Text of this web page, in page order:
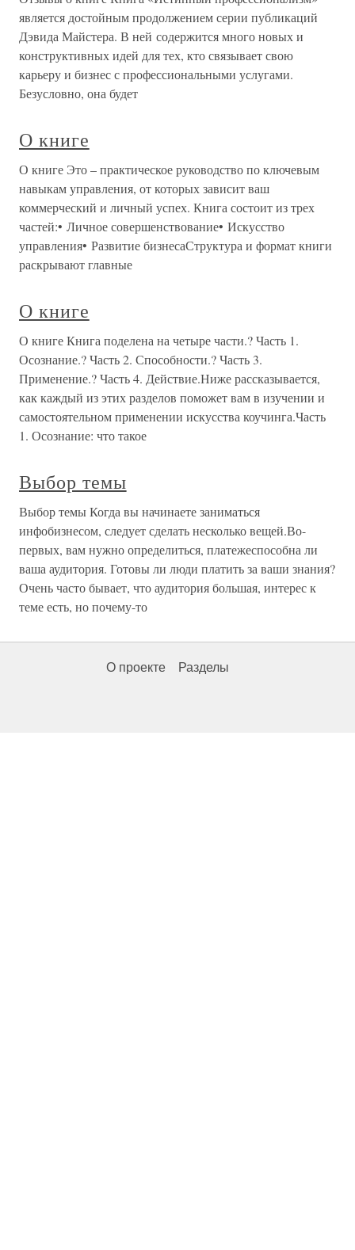
является достойным продолжением серии публикаций
Дэвида Майстера. В ней содержится много новых и
конструктивных идей для тех, кто связывает свою
карьеру и бизнес с профессиональными услугами.
Безусловно, она будет
О книге
О книге Это – практическое руководство по ключевым
навыкам управления, от которых зависит ваш
коммерческий и личный успех. Книга состоит из трех
частей:• Личное совершенствование• Искусство
управления• Развитие бизнесаСтруктура и формат книги
раскрывают главные
О книге
О книге Книга поделена на четыре части.? Часть 1.
Осознание.? Часть 2. Способности.? Часть 3.
Применение.? Часть 4. Действие.Ниже рассказывается,
как каждый из этих разделов поможет вам в изучении и
самостоятельном применении искусства коучинга.Часть
1. Осознание: что такое
Выбор темы
Выбор темы Когда вы начинаете заниматься
инфобизнесом, следует сделать несколько вещей.Во-
первых, вам нужно определиться, платежеспособна ли
ваша аудитория. Готовы ли люди платить за ваши знания?
Очень часто бывает, что аудитория большая, интерес к
теме есть, но почему-то
О проекте Разделы